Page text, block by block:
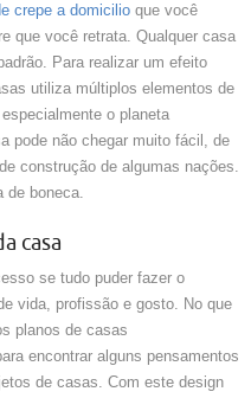
crepe a domicilio que você
que você retrata. Qualquer casa
Para realizar um efeito
utiliza múltiplos elementos de
o planeta
pode não chegar muito fácil, de
construção de algumas nações.
de boneca.
casa
se tudo puder fazer o
vida, profissão e gosto. No que
planos de casas
encontrar alguns pensamentos
de casas. Com este design